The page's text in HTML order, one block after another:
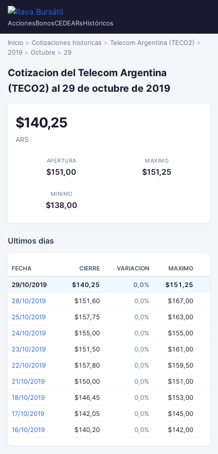
AccionesBonosCEDEARsHistóricos
Inicio Cotizaciones historicas
Telecom Argentina (TECO2)
2019
Octubre 29
Cotizacion del Telecom Argentina
(TECO2) al 29 de octubre de 2019
$140,25
ARS
APERTURA
$151,00
MAXIMO
$151,25
MINIMO
$138,00
Ultimos dias
FECHA CIERRE VARIACION MAXIMO
29/10/2019 $140,25 0,0% $151,25
28/10/2019 $151,60 0,0% $167,00
25/10/2019 $157,75 0,0% $163,00
24/10/2019 $155,00 0,0% $155,00
23/10/2019 $151,50 0,0% $161,00
22/10/2019 $157,80 0,0% $159,50
21/10/2019 $150,00 0,0% $151,00
18/10/2019 $146,45 0,0% $153,00
17/10/2019 $142,05 0,0% $145,00
16/10/2019 $140,20 0,0% $142,00